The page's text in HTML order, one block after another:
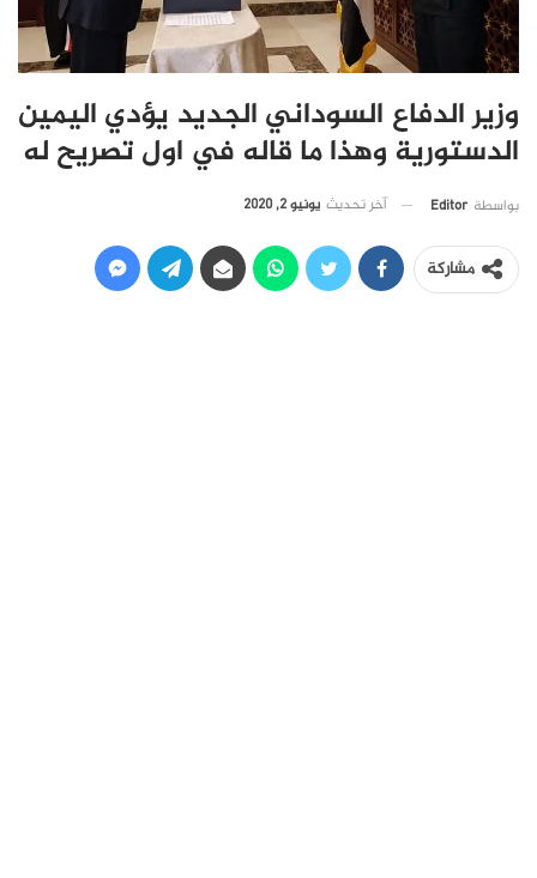
وزير الدفاع السوداني الجديد يؤدي اليمين
الدستورية وهذا ما قاله في اول تصريح له
بواسطة Editor آخر تحديث يونيو 2, 2020
مشاركة